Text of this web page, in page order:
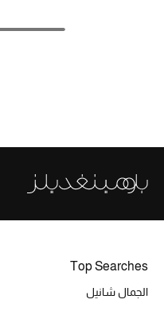
جميع الإكسسورات النسائية
دليل ملتزمات الحقائب
Top Searches
الجمال شانيل